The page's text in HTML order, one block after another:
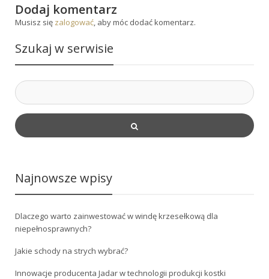
Dodaj komentarz
Musisz się zalogować, aby móc dodać komentarz.
Szukaj w serwisie
Najnowsze wpisy
Dlaczego warto zainwestować w windę krzesełkową dla
niepełnosprawnych?
Jakie schody na strych wybrać?
Innowacje producenta Jadar w technologii produkcji kostki